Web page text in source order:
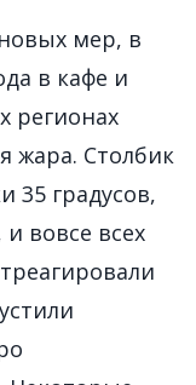
мер, в
в кафе и
регионах
жара. Столбик
35 градусов,
вовсе всех